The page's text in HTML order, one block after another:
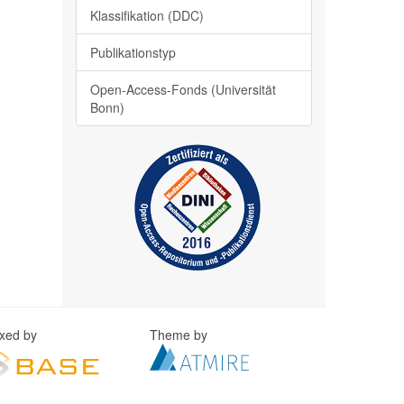
Klassifikation (DDC)
Publikationstyp
Open-Access-Fonds (Universität
Bonn)
by Theme by